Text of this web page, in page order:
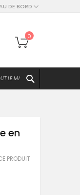
DE BORD
Mon panier
0
en
PRODUIT